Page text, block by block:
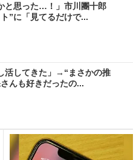
と思った…！」市川團十郎
”に「見てるだけで...
活してきた」→“まさかの推
んも好きだったの...